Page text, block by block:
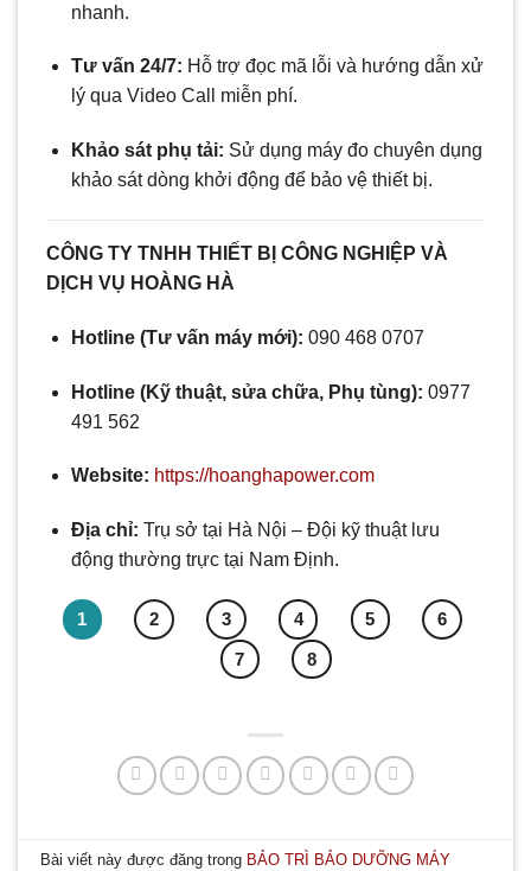
nhanh.
Tư vấn 24/7: Hỗ trợ đọc mã lỗi và hướng dẫn xử
lý qua Video Call miễn phí.
Khảo sát phụ tải: Sử dụng máy đo chuyên dụng
khảo sát dòng khởi động để bảo vệ thiết bị.
CÔNG TY TNHH THIẾT BỊ CÔNG NGHIỆP VÀ
DỊCH VỤ HOÀNG HÀ
Hotline (Tư vấn máy mới): 090 468 0707
Hotline (Kỹ thuật, sửa chữa, Phụ tùng): 0977
491 562
Website: https://hoanghapower.com
Địa chỉ: Trụ sở tại Hà Nội – Đội kỹ thuật lưu
động thường trực tại Nam Định.
1 2 3 4 5
6
7
8
Bài viết này được đăng trong BẢO TRÌ BẢO DƯỠNG MÁY